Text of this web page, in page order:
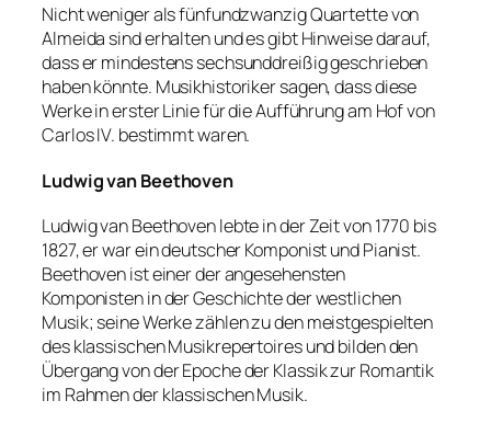
Nicht weniger als fünfundzwanzig Quartette von
Almeida sind erhalten und es gibt Hinweise darauf,
dass er mindestens sechsunddreißig geschrieben
haben könnte. Musikhistoriker sagen, dass diese
Werke in erster Linie für die Aufführung am Hof von
Carlos IV. bestimmt waren.
Ludwig van Beethoven
Ludwig van Beethoven lebte in der Zeit von 1770 bis
1827, er war ein deutscher Komponist und Pianist.
Beethoven ist einer der angesehensten
Komponisten in der Geschichte der westlichen
Musik; seine Werke zählen zu den meistgespielten
des klassischen Musikrepertoires und bilden den
Übergang von der Epoche der Klassik zur Romantik
im Rahmen der klassischen Musik.